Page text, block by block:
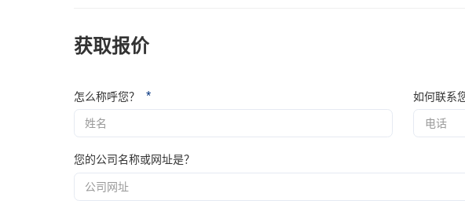
获取报价
怎么称呼您？ * 如何联系
您的公司名称或网址是？